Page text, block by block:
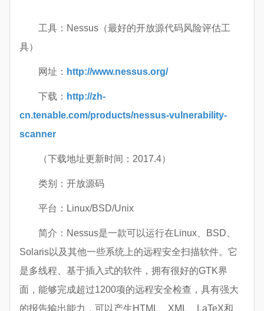
工具：Nessus（最好的开放源代码风险评估工
具）
网址： http://www.nessus.org/
下载： http://zh-
cn.tenable.com/products/nessus-vulnerability-
scanner
（下载地址更新时间：2017.4）
类别：开放源码
平台：Linux/BSD/Unix
简介：Nessus是一款可以运行在Linux、BSD、
Solaris以及其他一些系统上的远程安全扫描软件。它
是多线程、基于插入式的软件，拥有很好的GTK界
面，能够完成超过1200项的远程安全检查，具有强大
的报告输出能力，可以产生HTML、XML、LaTeX和